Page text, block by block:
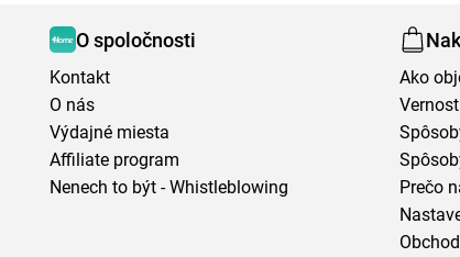
O spoločnosti
Kontakt
O nás
Výdajné miesta
Affiliate program
Nenech to být - Whistleblowing
Ako
Prečo